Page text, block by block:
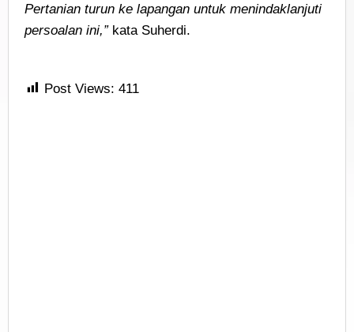
Pertanian turun ke lapangan untuk menindaklanjuti
persoalan ini,”kata Suherdi.
Post Views: 411